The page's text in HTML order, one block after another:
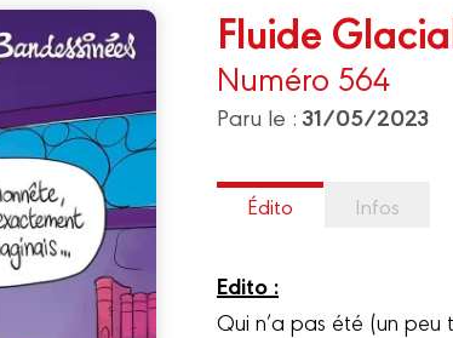
Fluide
Numéro 564
Paru le :31/05/2023
Édito Infos
Edito :
Qui n’a pas été (un